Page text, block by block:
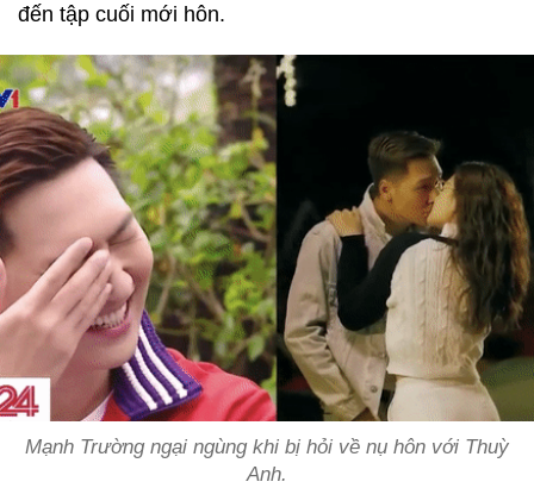
đến tập cuối mới hôn.
Mạnh Trường ngại ngùng khi bị hỏi về nụ hôn với Thuỳ
Anh.